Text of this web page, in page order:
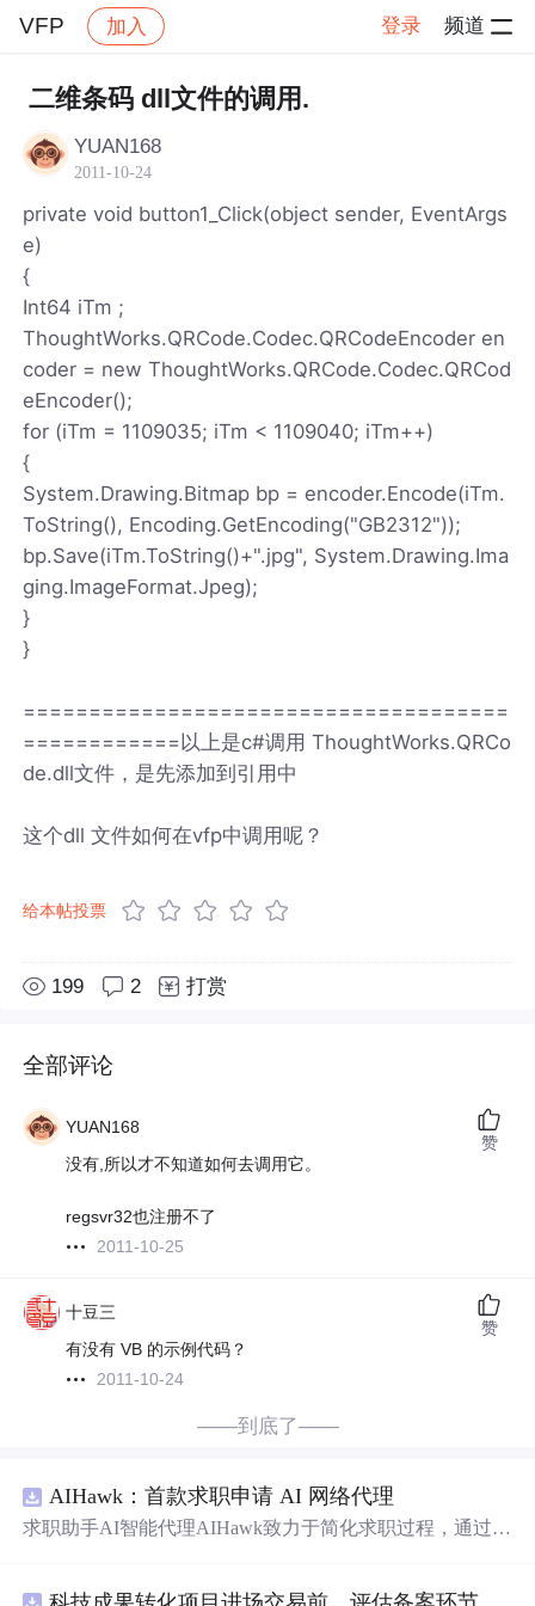
VFP 加入 登录 频道
社区 VFP 帖子详情
二维条码 dll文件的调用.
YUAN168
2011-10-24
private void button1_Click(object sender, EventArgs
e)
{
Int64 iTm ;
ThoughtWorks.QRCode.Codec.QRCodeEncoder en
coder = new ThoughtWorks.QRCode.Codec.QRCod
eEncoder();
for (iTm = 1109035; iTm < 1109040; iTm++)
{
System.Drawing.Bitmap bp = encoder.Encode(iTm.
ToString(), Encoding.GetEncoding("GB2312"));
bp.Save(iTm.ToString()+".jpg", System.Drawing.Ima
ging.ImageFormat.Jpeg);
}
}
=====================================
============以上是c#调用 ThoughtWorks.QRCo
de.dll文件，是先添加到引用中
这个dll 文件如何在vfp中调用呢？
给本帖投票
199 2 打赏
全部评论
YUAN168
没有,所以才不知道如何去调用它。
regsvr32也注册不了
2011-10-25
赞
十豆三
有没有 VB 的示例代码？
2011-10-24
赞
——到底了——
AIHawk：首款求职申请 AI 网络代理
求职助手AI智能代理AIHawk致力于简化求职过程，通过自